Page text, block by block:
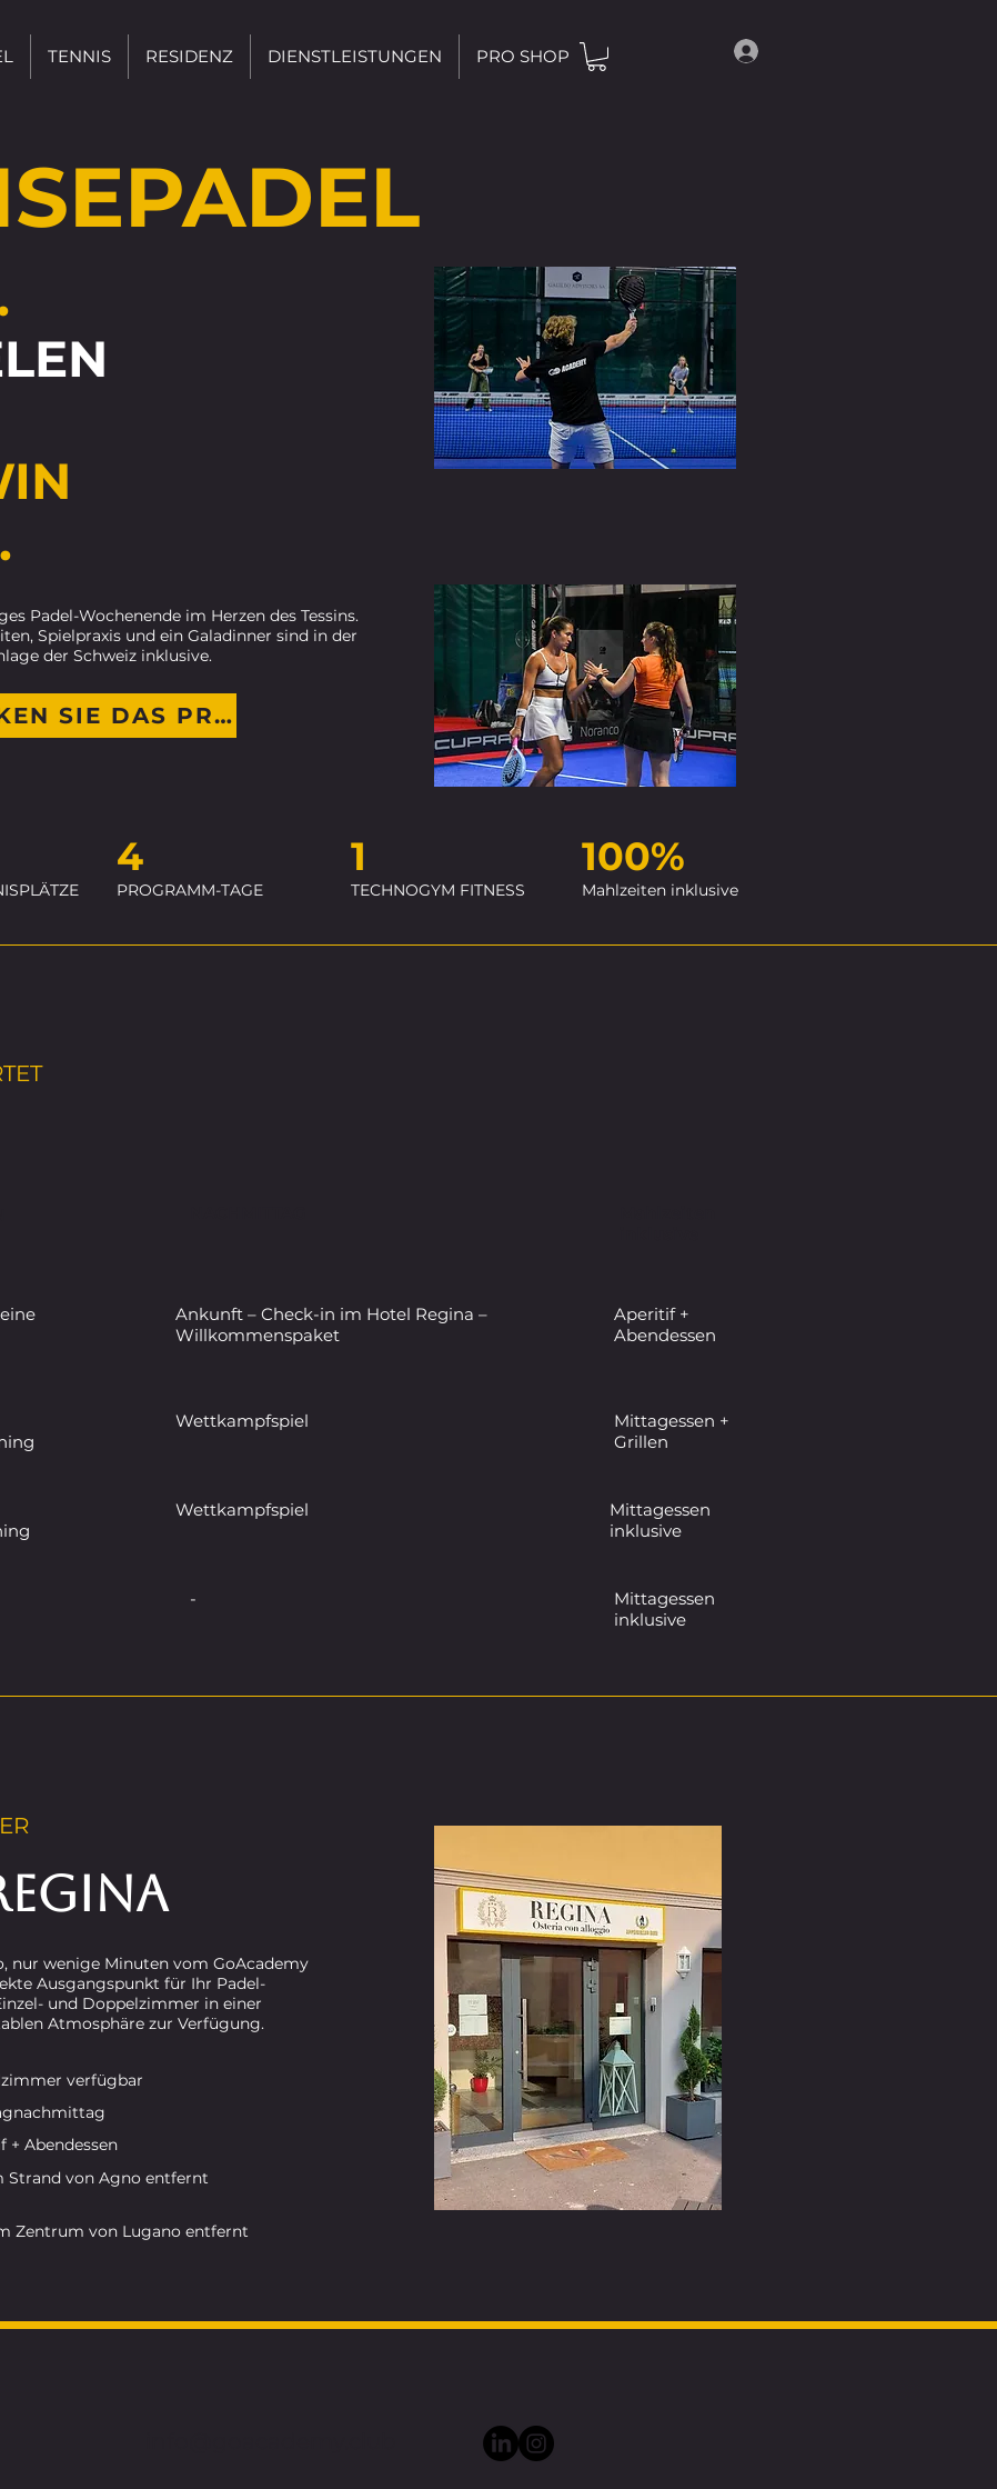
TENNIS RESIDENZ DIENSTLEISTUNGEN PRO SHOP
Padel-Wochenende im Herzen des Tessins.
Spielpraxis und ein Galadinner sind in der
der Schweiz inklusive.
ENTDECKEN SIE DAS PROGRAMM
4
PROGRAMM-TAGE
1
TECHNOGYM FITNESS
100%
Mahlzeiten inklusive
Ankunft – Check-in im Hotel Regina –
Willkommenspaket
Aperitif +
Abendessen
Wettkampfspiel
Wettkampfspiel
-
Mittagessen +
Grillen
Mittagessen
inklusive
Mittagessen
inklusive
nur wenige Minuten vom GoAcademy
Ausgangspunkt für Ihr Padel-
und Doppelzimmer in einer
Atmosphäre zur Verfügung.
verfügbar
+ Abendessen
Strand von Agno entfernt
Zentrum von Lugano entfernt